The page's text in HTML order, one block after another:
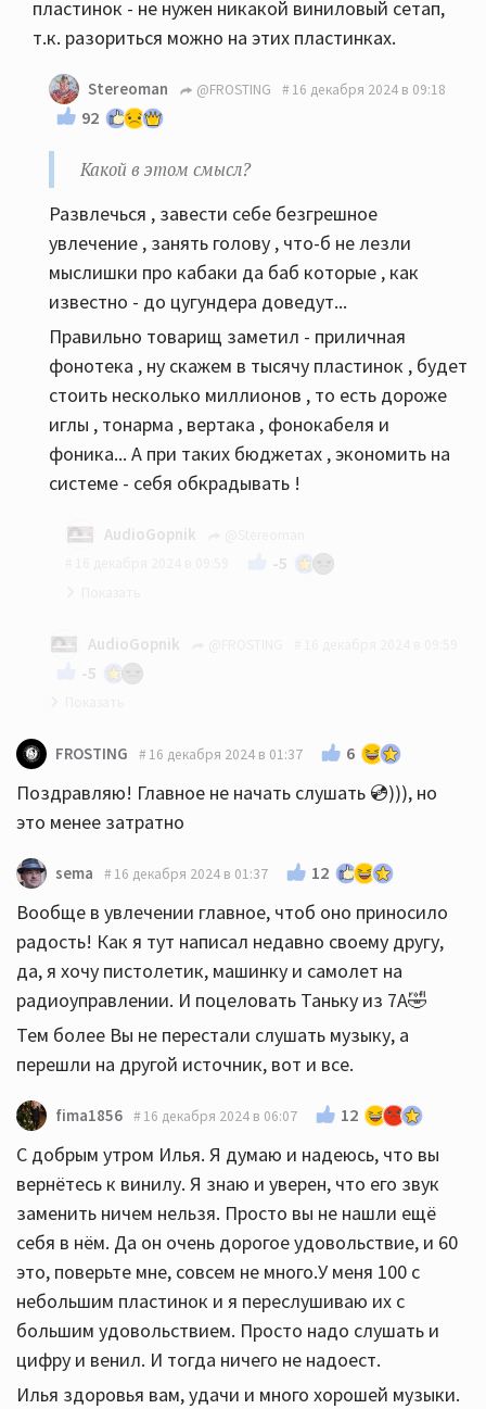
пластинок - не нужен никакой виниловый сетап,
т.к. разориться можно на этих пластинках.
Stereoman @FROSTING 16 декабря 2024 в 09:18
92
Какой в этом смысл?
Развлечься , завести себе безгрешное
увлечение , занять голову , что-б не лезли
мыслишки про кабаки да баб которые , как
известно - до цугундера доведут...
Правильно товарищ заметил - приличная
фонотека , ну скажем в тысячу пластинок , будет
стоить несколько миллионов , то есть дороже
иглы , тонарма , вертака , фонокабеля и
фоника... А при таких бюджетах , экономить на
системе - себя обкрадывать !
AudioGopnik
-5
AudioGopnik
-5
уважаемый СтереоМан - всё правильно написал..
😎
FROSTING 16 декабря 2024 в 01:37 6
Поздравляю! Главное не начать слушать 💿))), но
это менее затратно
sema 16 декабря 2024 в 01:37 12
Вообще в увлечении главное, чтоб оно приносило
радость! Как я тут написал недавно своему другу,
да, я хочу пистолетик, машинку и самолет на
радиоуправлении. И поцеловать Таньку из 7А🤣
Тем более Вы не перестали слушать музыку, а
перешли на другой источник, вот и все.
fima1856 16 декабря 2024 в 06:07 12
С добрым утром Илья. Я думаю и надеюсь, что вы
вернётесь к винилу. Я знаю и уверен, что его звук
заменить ничем нельзя. Просто вы не нашли ещё
себя в нём. Да он очень дорогое удовольствие, и 60
это, поверьте мне, совсем не много.У меня 100 с
небольшим пластинок и я переслушиваю их с
большим удовольствием. Просто надо слушать и
цифру и венил. И тогда ничего не надоест.
Илья здоровья вам, удачи и много хорошей музыки.